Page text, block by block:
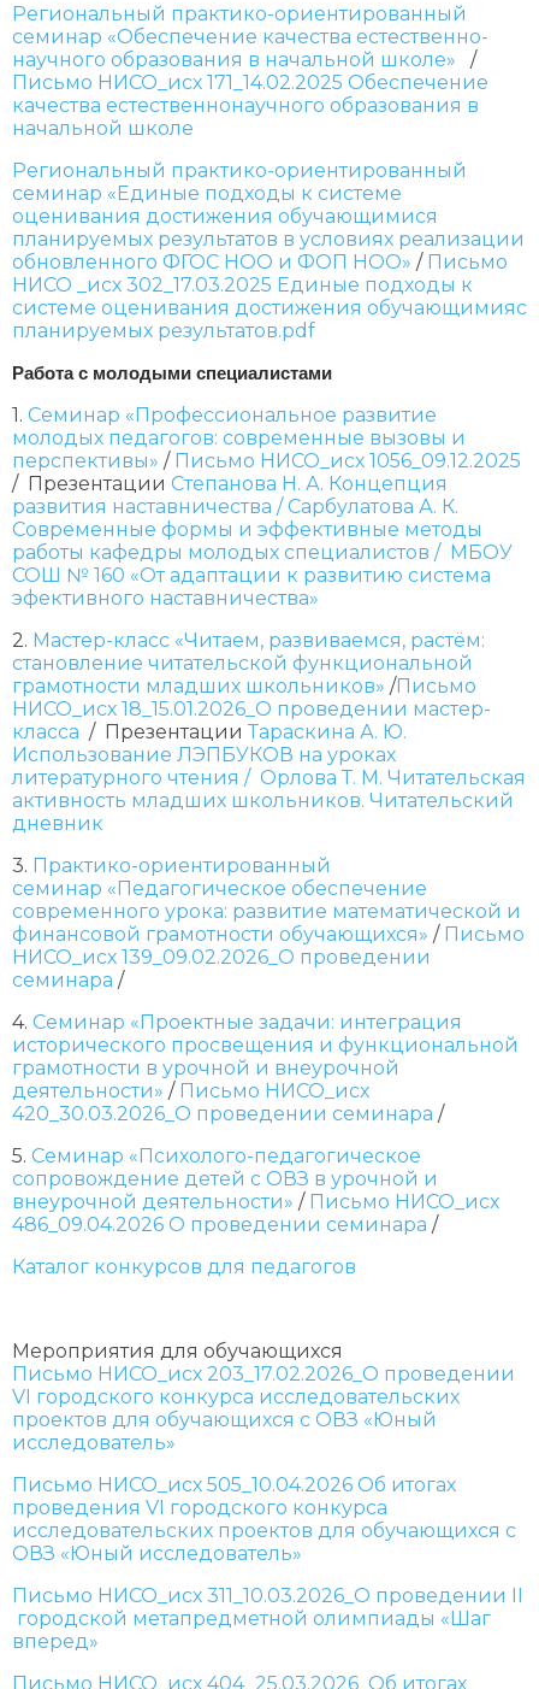
Региональный практико-ориентированный
семинар «Обеспечение качества естественно-
научного образования в начальной школе»
/
Письмо НИСО_исх 171_14.02.2025 Обеспечение
качества естественнонаучного образования в
начальной школе
Региональный практико-ориентированный
семинар «Единые подходы к системе
оценивания достижения обучающимися
планируемых результатов в условиях реализации
обновленного ФГОС НОО и ФОП НОО» / Письмо
НИСО _исх 302_17.03.2025 Единые подходы к
системе оценивания достижения обучающимияс
планируемых результатов.pdf
Работа с молодыми специалистами
1. Семинар «Профессиональное развитие
молодых педагогов: современные вызовы и
перспективы» / Письмо НИСО_исх 1056_09.12.2025
/ Презентации Степанова Н. А. Концепция
развития наставничества /Сарбулатова А. К.
Современные формы и эффективные методы
работы кафедры молодых специалистов / МБОУ
СОШ № 160 «От адаптации к развитию система
эфективного наставничества»
2. Мастер-класс «Читаем, развиваемся, растём:
становление читательской функциональной
грамотности младших школьников» /Письмо
НИСО_исх 18_15.01.2026_О проведении мастер-
класса / Презентации Тараскина А. Ю.
Использование ЛЭПБУКОВ на уроках
литературного чтения / Орлова Т. М. Читательская
активность младших школьников. Читательский
дневник
3. Практико-ориентированный
семинар «Педагогическое обеспечение
современного урока: развитие математической и
финансовой грамотности обучающихся» /Письмо
НИСО_исх 139_09.02.2026_О проведении
семинара /
4. Семинар «Проектные задачи: интеграция
исторического просвещения и функциональной
грамотности в урочной и внеурочной
деятельности» / Письмо НИСО_исх
420_30.03.2026_О проведении семинара /
5. Семинар «Психолого-педагогическое
сопровождение детей с ОВЗ в урочной и
внеурочной деятельности» / Письмо НИСО_исх
486_09.04.2026 О проведении семинара /
Каталог конкурсов для педагогов
Мероприятия для обучающихся
Письмо НИСО_исх 203_17.02.2026_О проведении
VI городского конкурса исследовательских
проектов для обучающихся с ОВЗ «Юный
исследователь»
Письмо НИСО_исх 505_10.04.2026 Об итогах
проведения VI городского конкурса
исследовательских проектов для обучающихся с
ОВЗ «Юный исследователь»
Письмо НИСО_исх 311_10.03.2026_О проведении II
городской метапредметной олимпиады «Шаг
вперед»
Письмо НИСО_исх 404_25.03.2026_Об итогах